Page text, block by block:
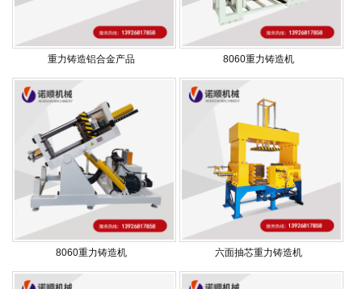
重力铸造铝合金产品 8060重力铸造机
8060重力铸造机 六面抽芯重力铸造机